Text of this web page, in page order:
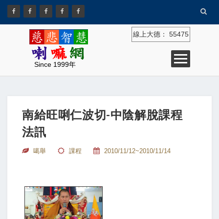
Since 1999年
線上大德： 55475
南給旺唎仁波切-中陰解脫課程
法訊
噶舉 課程 2010/11/12~2010/11/14